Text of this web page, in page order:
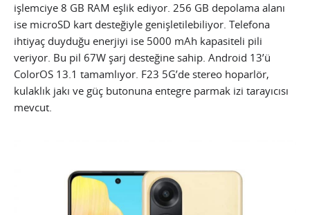
işlemciye 8 GB RAM eşlik ediyor. 256 GB depolama alanı
ise microSD kart desteğiyle genişletilebiliyor. Telefona
ihtiyaç duyduğu enerjiyi ise 5000 mAh kapasiteli pili
veriyor. Bu pil 67W şarj desteğine sahip. Android 13’ü
ColorOS 13.1 tamamlıyor. F23 5G’de stereo hoparlör,
kulaklık jakı ve güç butonuna entegre parmak izi tarayıcısı
mevcut.